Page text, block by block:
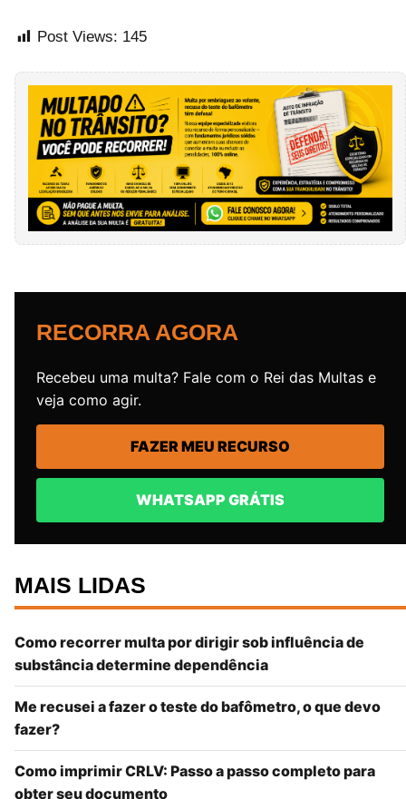
Post Views: 145
RECORRA AGORA
Recebeu uma multa? Fale com o Rei das Multas e
veja como agir.
FAZER MEU RECURSO
WHATSAPP GRÁTIS
MAIS LIDAS
Como recorrer multa por dirigir sob influência de
substância determine dependência
Me recusei a fazer o teste do bafômetro, o que devo
fazer?
Como imprimir CRLV: Passo a passo completo para
obter seu documento